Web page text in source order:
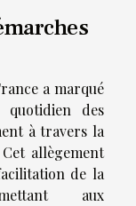
a marqué
des
à travers la
allègement
de la
aux